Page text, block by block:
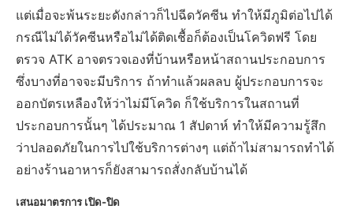
แต่เมื่อจะพ้นระยะดังกล่าวก็ไปฉีดวัคซีน ทำให้มีภูมิต่อไปได้
กรณีไม่ได้วัคซีนหรือไม่ได้ติดเชื้อก็ต้องเป็นโควิดฟรี โดย
ตรวจ ATK อาจตรวจเองที่บ้านหรือหน้าสถานประกอบการ
ซึ่งบางที่อาจจะมีบริการ ถ้าทำแล้วผลลบ ผู้ประกอบการจะ
ออกบัตรเหลืองให้ว่าไม่มีโควิด ก็ใช้บริการในสถานที่
ประกอบการนั้นๆ ได้ประมาณ 1 สัปดาห์ ทำให้มีความรู้สึก
ว่าปลอดภัยในการไปใช้บริการต่างๆ แต่ถ้าไม่สามารถทำได้
อย่างร้านอาหารก็ยังสามารถสั่งกลับบ้านได้
เสนอมาตรการ เปิด-ปิด